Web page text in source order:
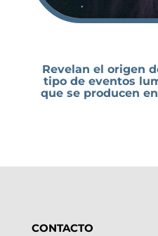
Revelan el origen
tipo de eventos
que se producen
CONTACTO